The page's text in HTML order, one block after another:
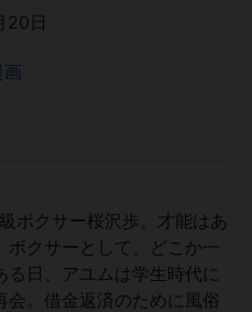
20日
画
ボクサー桜沢歩。才能はあ
ボクサーとして、どこか一
日、アユムは学生時代に
会。借金返済のために風俗